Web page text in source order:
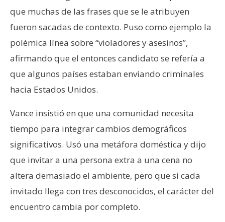
que muchas de las frases que se le atribuyen
fueron sacadas de contexto. Puso como ejemplo la
polémica línea sobre “violadores y asesinos”,
afirmando que el entonces candidato se refería a
que algunos países estaban enviando criminales
hacia Estados Unidos.
Vance insistió en que una comunidad necesita
tiempo para integrar cambios demográficos
significativos. Usó una metáfora doméstica y dijo
que invitar a una persona extra a una cena no
altera demasiado el ambiente, pero que si cada
invitado llega con tres desconocidos, el carácter del
encuentro cambia por completo.